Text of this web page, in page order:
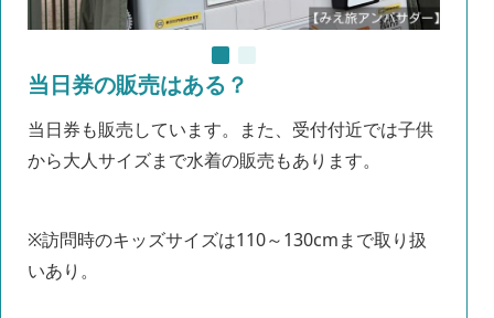
当日券の販売はある？
当日券も販売しています。また、受付付近では子供
から大人サイズまで水着の販売もあります。
※訪問時のキッズサイズは110～130cmまで取り扱
いあり。